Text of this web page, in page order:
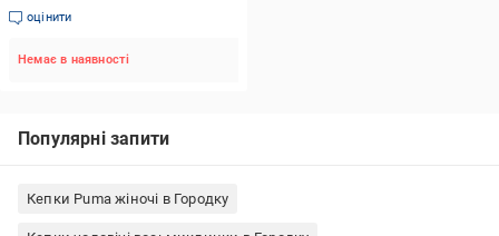
оцінити
Немає в наявності
Популярні запити
Кепки Puma жіночі в Городку